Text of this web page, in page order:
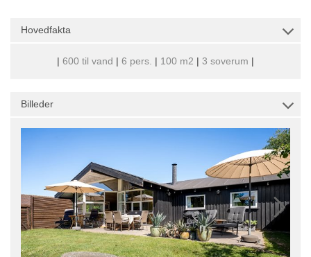
Hovedfakta
| 600 til vand | 6 pers. | 100 m2 | 3 soverum |
Billeder